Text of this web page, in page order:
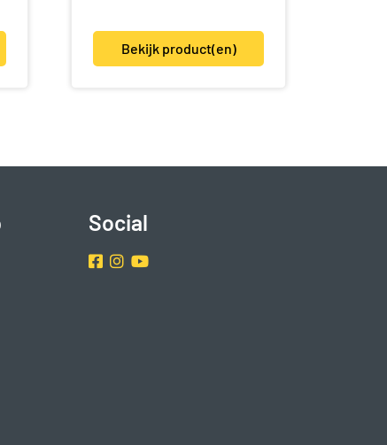
Bekijk product(en)
Social
Facebook
Instragram
Youtube